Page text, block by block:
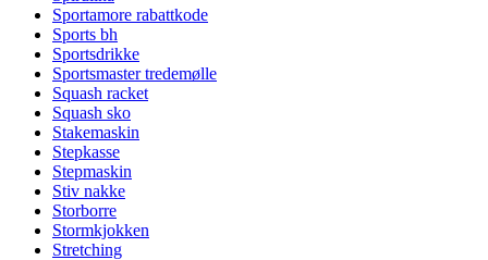
Sportamore rabattkode
Sports bh
Sportsdrikke
Sportsmaster tredemølle
Squash racket
Squash sko
Stakemaskin
Stepkasse
Stepmaskin
Stiv nakke
Storborre
Stormkjokken
Stretching